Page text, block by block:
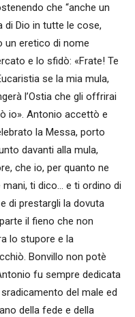
che “anche un
di Dio in tutte le cose,
un eretico di nome
e lo sfidò: «Frate! Te
se la mia mula,
l’Ostia che gli offrirai
io». Antonio accettò e
la Messa, porto
davanti alla mula,
che io, per quanto ne
ti dico… e ti ordino di
di prestargli la dovuta
il fieno che non
lo stupore e la
Bonvillo non potè
fu sempre dedicata
del male ed
della fede e della